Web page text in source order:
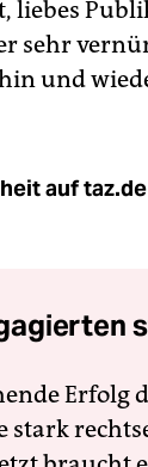
liebes
sehr
und
auf taz.de
Erfolg
stark